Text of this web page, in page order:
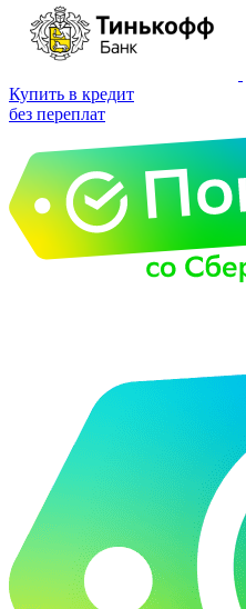
Купить в кредит
без переплат